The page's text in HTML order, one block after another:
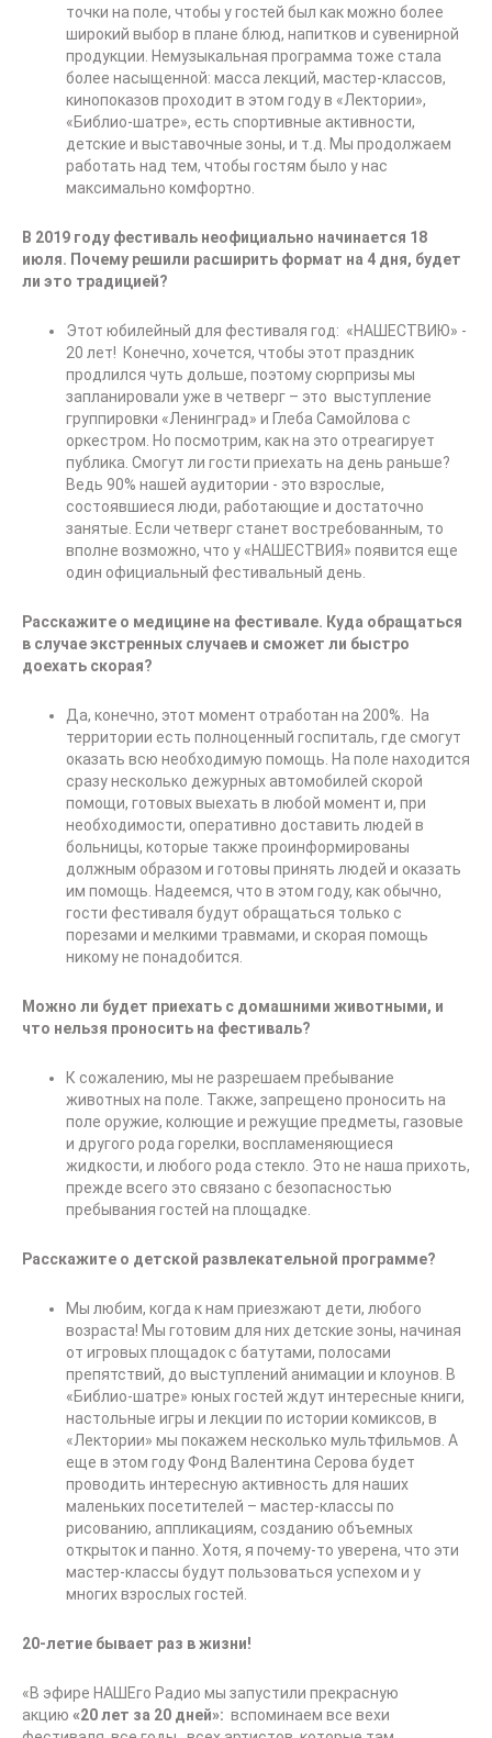
точки на поле, чтобы у гостей был как можно более
широкий выбор в плане блюд, напитков и сувенирной
продукции. Немузыкальная программа тоже стала
более насыщенной: масса лекций, мастер-классов,
кинопоказов проходит в этом году в «Лектории»,
«Библио-шатре», есть спортивные активности,
детские и выставочные зоны, и т.д. Мы продолжаем
работать над тем, чтобы гостям было у нас
максимально комфортно.
В 2019 году фестиваль неофициально начинается 18
июля. Почему решили расширить формат на 4 дня, будет
ли это традицией?
Этот юбилейный для фестиваля год: «НАШЕСТВИЮ» -
20 лет! Конечно, хочется, чтобы этот праздник
продлился чуть дольше, поэтому сюрпризы мы
запланировали уже в четверг – это выступление
группировки «Ленинград» и Глеба Самойлова с
оркестром. Но посмотрим, как на это отреагирует
публика. Смогут ли гости приехать на день раньше?
Ведь 90% нашей аудитории - это взрослые,
состоявшиеся люди, работающие и достаточно
занятые. Если четверг станет востребованным, то
вполне возможно, что у «НАШЕСТВИЯ» появится еще
один официальный фестивальный день.
Расскажите о медицине на фестивале. Куда обращаться
в случае экстренных случаев и сможет ли быстро
доехать скорая?
Да, конечно, этот момент отработан на 200%. На
территории есть полноценный госпиталь, где смогут
оказать всю необходимую помощь. На поле находится
сразу несколько дежурных автомобилей скорой
помощи, готовых выехать в любой момент и, при
необходимости, оперативно доставить людей в
больницы, которые также проинформированы
должным образом и готовы принять людей и оказать
им помощь. Надеемся, что в этом году, как обычно,
гости фестиваля будут обращаться только с
порезами и мелкими травмами, и скорая помощь
никому не понадобится.
Можно ли будет приехать с домашними животными, и
что нельзя проносить на фестиваль?
К сожалению, мы не разрешаем пребывание
животных на поле. Также, запрещено проносить на
поле оружие, колющие и режущие предметы, газовые
и другого рода горелки, воспламеняющиеся
жидкости, и любого рода стекло. Это не наша прихоть,
прежде всего это связано с безопасностью
пребывания гостей на площадке.
Расскажите о детской развлекательной программе?
Мы любим, когда к нам приезжают дети, любого
возраста! Мы готовим для них детские зоны, начиная
от игровых площадок с батутами, полосами
препятствий, до выступлений анимации и клоунов. В
«Библио-шатре» юных гостей ждут интересные книги,
настольные игры и лекции по истории комиксов, в
«Лектории» мы покажем несколько мультфильмов. А
еще в этом году Фонд Валентина Серова будет
проводить интересную активность для наших
маленьких посетителей – мастер-классы по
рисованию, аппликациям, созданию объемных
открыток и панно. Хотя, я почему-то уверена, что эти
мастер-классы будут пользоваться успехом и у
многих взрослых гостей.
20-летие бывает раз в жизни!
«В эфире НАШЕго Радио мы запустили прекрасную
акцию «20 лет за 20 дней»: вспоминаем все вехи